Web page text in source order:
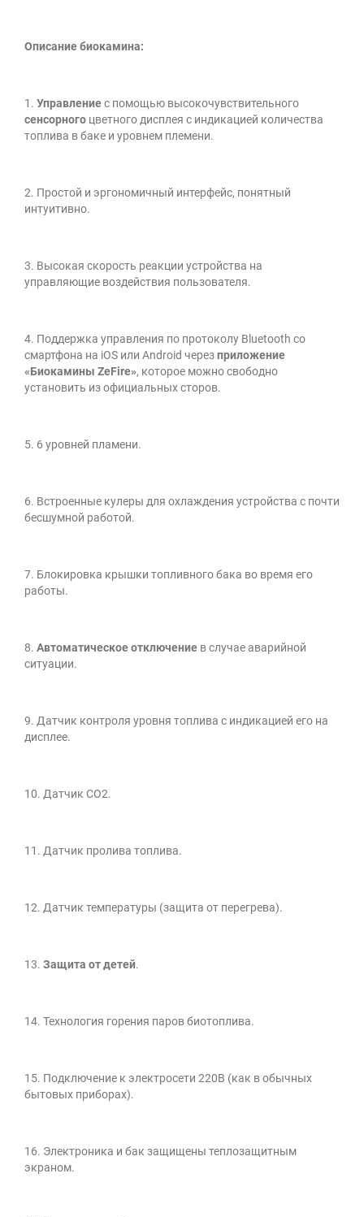
Описание биокамина:
1. Управлениес помощью высокочувствительного
сенсорного цветного дисплея с индикацией количества
топлива в баке и уровнем племени.
2. Простой и эргономичный интерфейс, понятный
интуитивно.
3. Высокая скорость реакции устройства на
управляющие воздействия пользователя.
4. Поддержка управления по протоколу Bluetooth со
смартфона на iOS или Android черезприложение
«Биокамины ZeFire», которое можно свободно
установить из официальных сторов.
5. 6 уровней пламени.
6. Встроенные кулеры для охлаждения устройства с почти
бесшумной работой.
7. Блокировка крышки топливного бака во время его
работы.
8. Автоматическое отключение в случае аварийной
ситуации.
9. Датчик контроля уровня топлива с индикацией его на
дисплее.
10. Датчик СО2.
11. Датчик пролива топлива.
12. Датчик температуры (защита от перегрева).
13. Защита от детей.
14. Технология горения паров биотоплива.
15. Подключение к электросети 220В (как в обычных
бытовых приборах).
16. Электроника и бак защищены теплозащитным
экраном.